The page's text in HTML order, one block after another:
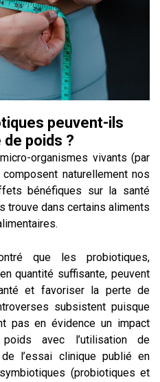
peuvent-ils
poids ?
organismes vivants (par
naturellement nos
bénéfiques sur la santé
trouve dans certains aliments
que les probiotiques,
quantité suffisante, peuvent
et favoriser la perte de
subsistent puisque
pas en évidence un impact
avec l’utilisation de
l’essai clinique publié en
(probiotiques et